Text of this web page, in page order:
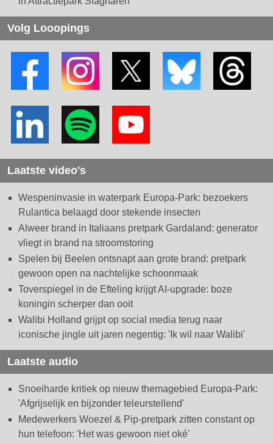
Volg Looopings
Laatste video's
Wespeninvasie in waterpark Europa-Park: bezoekers
Rulantica belaagd door stekende insecten
Alweer brand in Italiaans pretpark Gardaland: generator
vliegt in brand na stroomstoring
Spelen bij Beelen ontsnapt aan grote brand: pretpark
gewoon open na nachtelijke schoonmaak
Toverspiegel in de Efteling krijgt AI-upgrade: boze
koningin scherper dan ooit
Walibi Holland grijpt op social media terug naar
iconische jingle uit jaren negentig: 'Ik wil naar Walibi'
Laatste audio
Snoeiharde kritiek op nieuw themagebied Europa-Park:
'Afgrijselijk en bijzonder teleurstellend'
Medewerkers Woezel & Pip-pretpark zitten constant op
hun telefoon: 'Het was gewoon niet oké'